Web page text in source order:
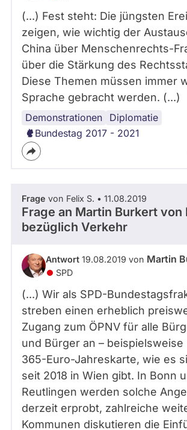
(...) Fest steht: Die jüngsten
zeigen, wie wichtig der
China über Menschenrechts-
über die Stärkung des
Diese Themen müssen immer
Sprache gebracht werden. (...)
Demonstrationen Diplomatie
Internationales
Bundestag 2017 - 2021
Frage von Felix S. • 11.08.2019
Frage an Martin Burkert von
bezüglich Verkehr
Antwort 19.08.2019 von Martin
SPD
(...) Wir als SPD-
streben einen erheblich
Zugang zum ÖPNV für alle
und Bürger an – beispielsweise
365-Euro-Jahreskarte, wie es
seit 2018 in Wien gibt. In Bonn
Reutlingen werden solche
derzeit erprobt, zahlreiche
Kommunen diskutieren die